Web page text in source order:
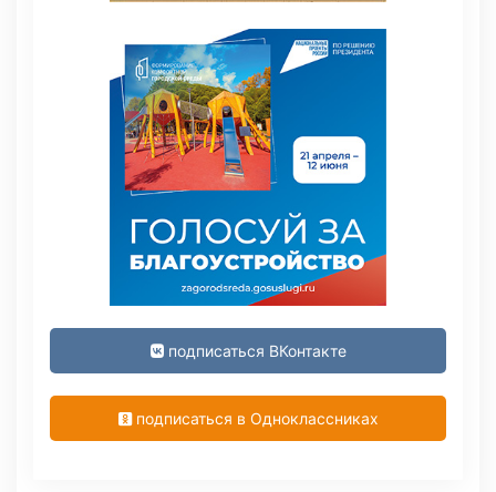
подписаться ВКонтакте
подписаться в Одноклассниках